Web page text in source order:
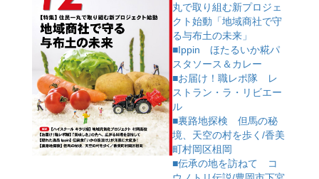
丸で取り組む新プロジェ
クト始動「地域商社で守
る与布土の未来」
■Ippin ほたるいか糀パ
スタソース＆カレー
■お届け！職レポ隊 レ
ストラン・ラ・リビエー
ル
■裏路地探検 但馬の秘
境、天空の村を歩く/香美
町村岡区柤岡
■伝承の地を訪ねて コ